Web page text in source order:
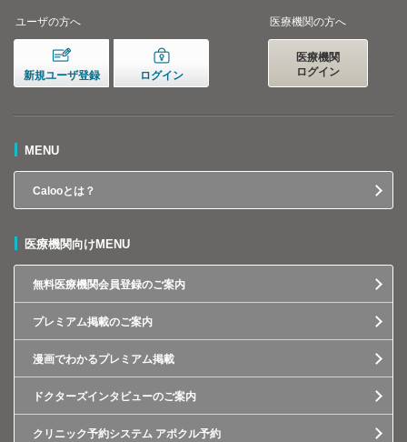
ユーザの方へ
新規ユーザ登録 ログイン
医療機関の方へ
医療機関
ログイン
MENU
Calooとは？
医療機関向けMENU
無料医療機関会員登録のご案内
プレミアム掲載のご案内
漫画でわかるプレミアム掲載
ドクターズインタビューのご案内
クリニック予約システム アポクル予約